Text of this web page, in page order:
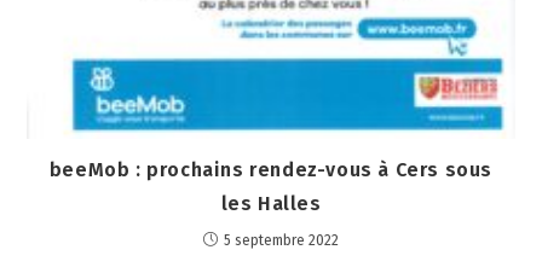
beeMob : prochains rendez-vous à Cers sous
les Halles
5 septembre 2022